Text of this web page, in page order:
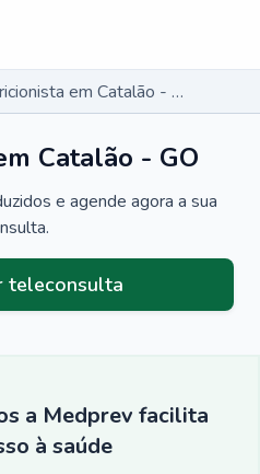
Nutricionista em Catalão - GO
Catalão - GO
e agende agora a sua
teleconsulta
a Medprev facilita
à saúde